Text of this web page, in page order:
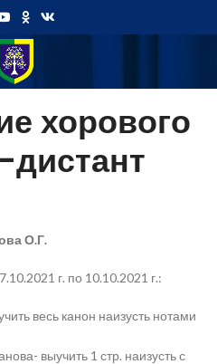
хорового
О.Г.
г. по 10.10.2021 г.:
весь канон наизусть нотами
выучить 1 стр. наизусть с